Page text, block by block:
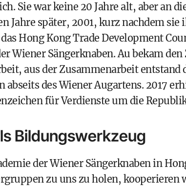
Sie war keine 20 Jahre alt, aber an
Jahre später, 2001, kurz nachdem
Hong Kong Trade Development
Wiener Sängerknaben. Au bekam
aus der Zusammenarbeit entstand
abseits des Wiener Augartens. 2017
für Verdienste um die
Bildungswerkzeug
der Wiener Sängerknaben in
zu uns zu holen,